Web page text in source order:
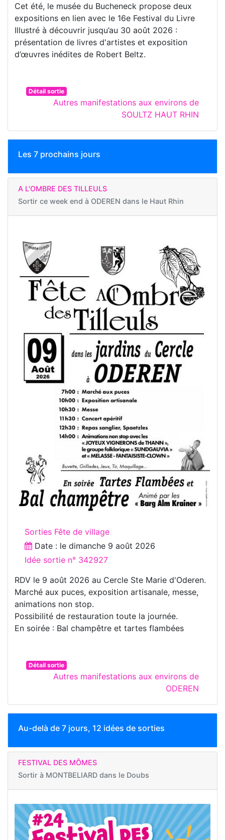
Cet été, le musée du Bucheneck propose deux
expositions en lien avec le 16e Festival du Livre
Illustré à découvrir jusqu’au 30 août 2026 :
présentation de livres d'artistes et exposition
d’œuvres inédites de Robert Beltz.
Détail sortie
Autres manifestations aux environs de
SOULTZ HAUT RHIN
Les 7 prochains jours
A L'OMBRE DES TILLEULS
Sortir ce week end à ODEREN dans le Haut Rhin
Sorties Fête de village
Date : le dimanche 9 août 2026
Idée sortie n° 342927
RDV le 9 août 2026 au Cercle Ste Marie d'Oderen.
Marché aux puces, exposition artisanale, messe,
animations non stop.
Possibilité de restauration toute la journée.
En soirée : Bal champêtre et tartes flambées
Détail sortie
Autres manifestations aux environs de
ODEREN
Au-delà de 7 jours, 12 idées de sorties
FESTIVAL DES MÔMES
Sortir à MONTBELIARD dans le Doubs